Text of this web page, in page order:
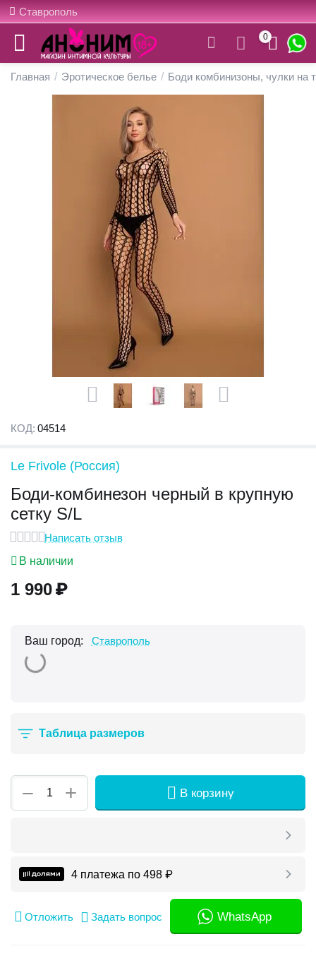
Ставрополь
0
Главная / Эротическое белье / Боди комбинизоны, чулки на
КОД: 04514
Le Frivole (Россия)
Боди-комбинезон черный в крупную
сетку S/L
Написать отзыв
В наличии
1 990₽
Ваш город: Ставрополь
Таблица размеров
+
− В корзину
4 платежа по 498 ₽
Отложить Задать вопрос WhatsApp